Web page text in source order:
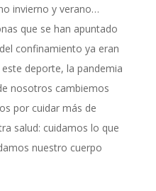
invierno y verano…
que se han apuntado
confinamiento ya eran
deporte, la pandemia
nosotros cambiemos
por cuidar más de
salud: cuidamos lo que
nuestro cuerpo